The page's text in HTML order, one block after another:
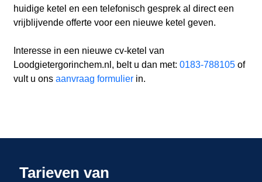
huidige ketel en een telefonisch gesprek al direct een
vrijblijvende offerte voor een nieuwe ketel geven.
Interesse in een nieuwe cv-ketel van
Loodgietergorinchem.nl, belt u dan met: 0183-788105of
vult u ons aanvraag formulierin.
Tarieven van